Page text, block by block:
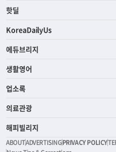
핫딜
KoreaDailyUs
에듀브리지
생활영어
업소록
의료관광
해피빌리지
ABOUTADVERTISINGPRIVACY POLICY